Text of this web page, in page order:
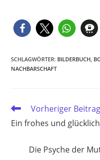
SCHLAGWÖRTER: BILDERBUCH,
NACHBARSCHAFT
Weitere
Artikel
ansehen
Vorheriger Beitrag
Ein frohes und
Die Psyche der